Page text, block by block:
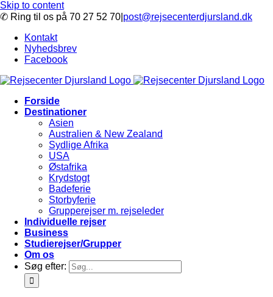
Skip to content
✆ Ring til os på 70 27 52 70 post@rejsecenterdjursland.dk
Kontakt
Nyhedsbrev
Facebook
Forside
Destinationer
Asien
Australien & New Zealand
Sydlige Afrika
USA
Østafrika
Krydstogt
Badeferie
Storbyferie
Grupperejser m. rejseleder
Individuelle rejser
Business
Studierejser/Grupper
Om os
Søg efter: